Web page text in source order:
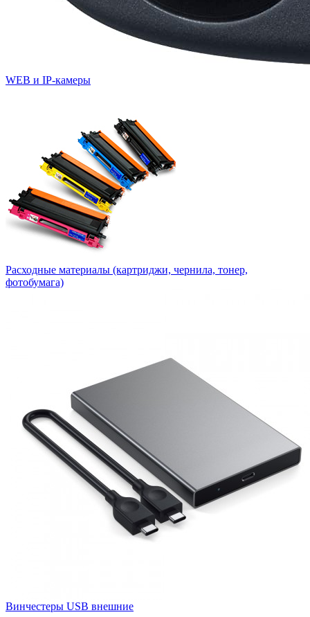
WEB и IP-камеры
Расходные материалы (картриджи, чернила, тонер,
фотобумага)
Винчестеры USB внешние